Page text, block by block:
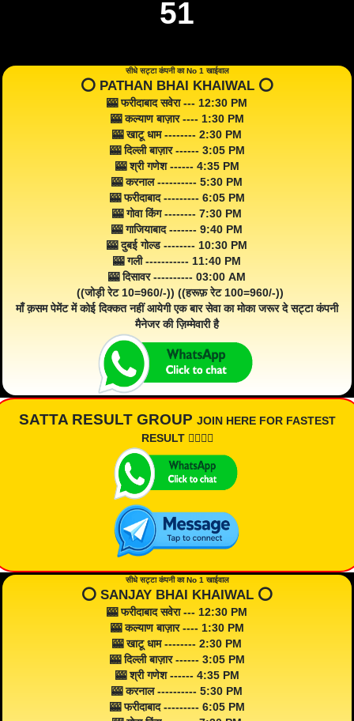
51
सीधे सट्टा कंपनी का No 1 खाईवाल
⭕️ PATHAN BHAI KHAIWAL ⭕️
🎰 फरीदाबाद सवेरा --- 12:30 PM
🎰 कल्याण बाज़ार ---- 1:30 PM
🎰 खाटू धाम -------- 2:30 PM
🎰 दिल्ली बाज़ार ------ 3:05 PM
🎰 श्री गणेश ------ 4:35 PM
🎰 करनाल ---------- 5:30 PM
🎰 फरीदाबाद --------- 6:05 PM
🎰 गोवा किंग -------- 7:30 PM
🎰 गाजियाबाद ------- 9:40 PM
🎰 दुबई गोल्ड -------- 10:30 PM
🎰 गली ----------- 11:40 PM
🎰 दिसावर ---------- 03:00 AM
((जोड़ी रेट 10=960/-)) ((हरूफ़ रेट 100=960/-))
माँ क़सम पेमेंट में कोई दिक्कत नहीं आयेगी एक बार सेवा का मोका जरूर दे सट्टा कंपनी
मैनेजर की ज़िम्मेवारी है
SATTA RESULT GROUP JOIN HERE FOR FASTEST
RESULT 👇🏾👇🏾
सीधे सट्टा कंपनी का No 1 खाईवाल
⭕️ SANJAY BHAI KHAIWAL ⭕️
🎰 फरीदाबाद सवेरा --- 12:30 PM
🎰 कल्याण बाज़ार ---- 1:30 PM
🎰 खाटू धाम -------- 2:30 PM
🎰 दिल्ली बाज़ार ------ 3:05 PM
🎰 श्री गणेश ------ 4:35 PM
🎰 करनाल ---------- 5:30 PM
🎰 फरीदाबाद --------- 6:05 PM